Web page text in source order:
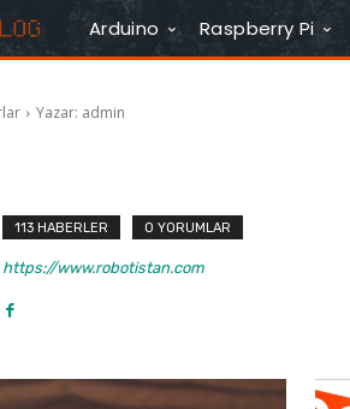
Arduino Raspberry Pi
Yazar: admin
113 HABERLER 0 YORUMLAR
https://www.robotistan.com